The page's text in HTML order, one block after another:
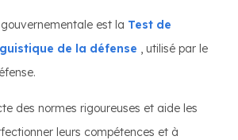
est la Test de
de la défense , utilisé par le
des normes rigoureuses et aide les
leurs compétences et à